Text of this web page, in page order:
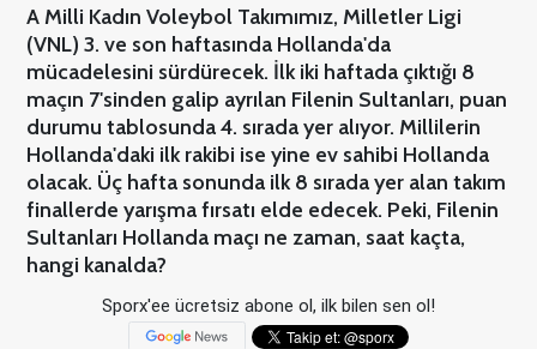
A Milli Kadın Voleybol Takımımız, Milletler Ligi
(VNL) 3. ve son haftasında Hollanda'da
mücadelesini sürdürecek. İlk iki haftada çıktığı 8
maçın 7'sinden galip ayrılan Filenin Sultanları, puan
durumu tablosunda 4. sırada yer alıyor. Millilerin
Hollanda'daki ilk rakibi ise yine ev sahibi Hollanda
olacak. Üç hafta sonunda ilk 8 sırada yer alan takım
finallerde yarışma fırsatı elde edecek. Peki, Filenin
Sultanları Hollanda maçı ne zaman, saat kaçta,
hangi kanalda?
Sporx'ee ücretsiz abone ol, ilk bilen sen ol!